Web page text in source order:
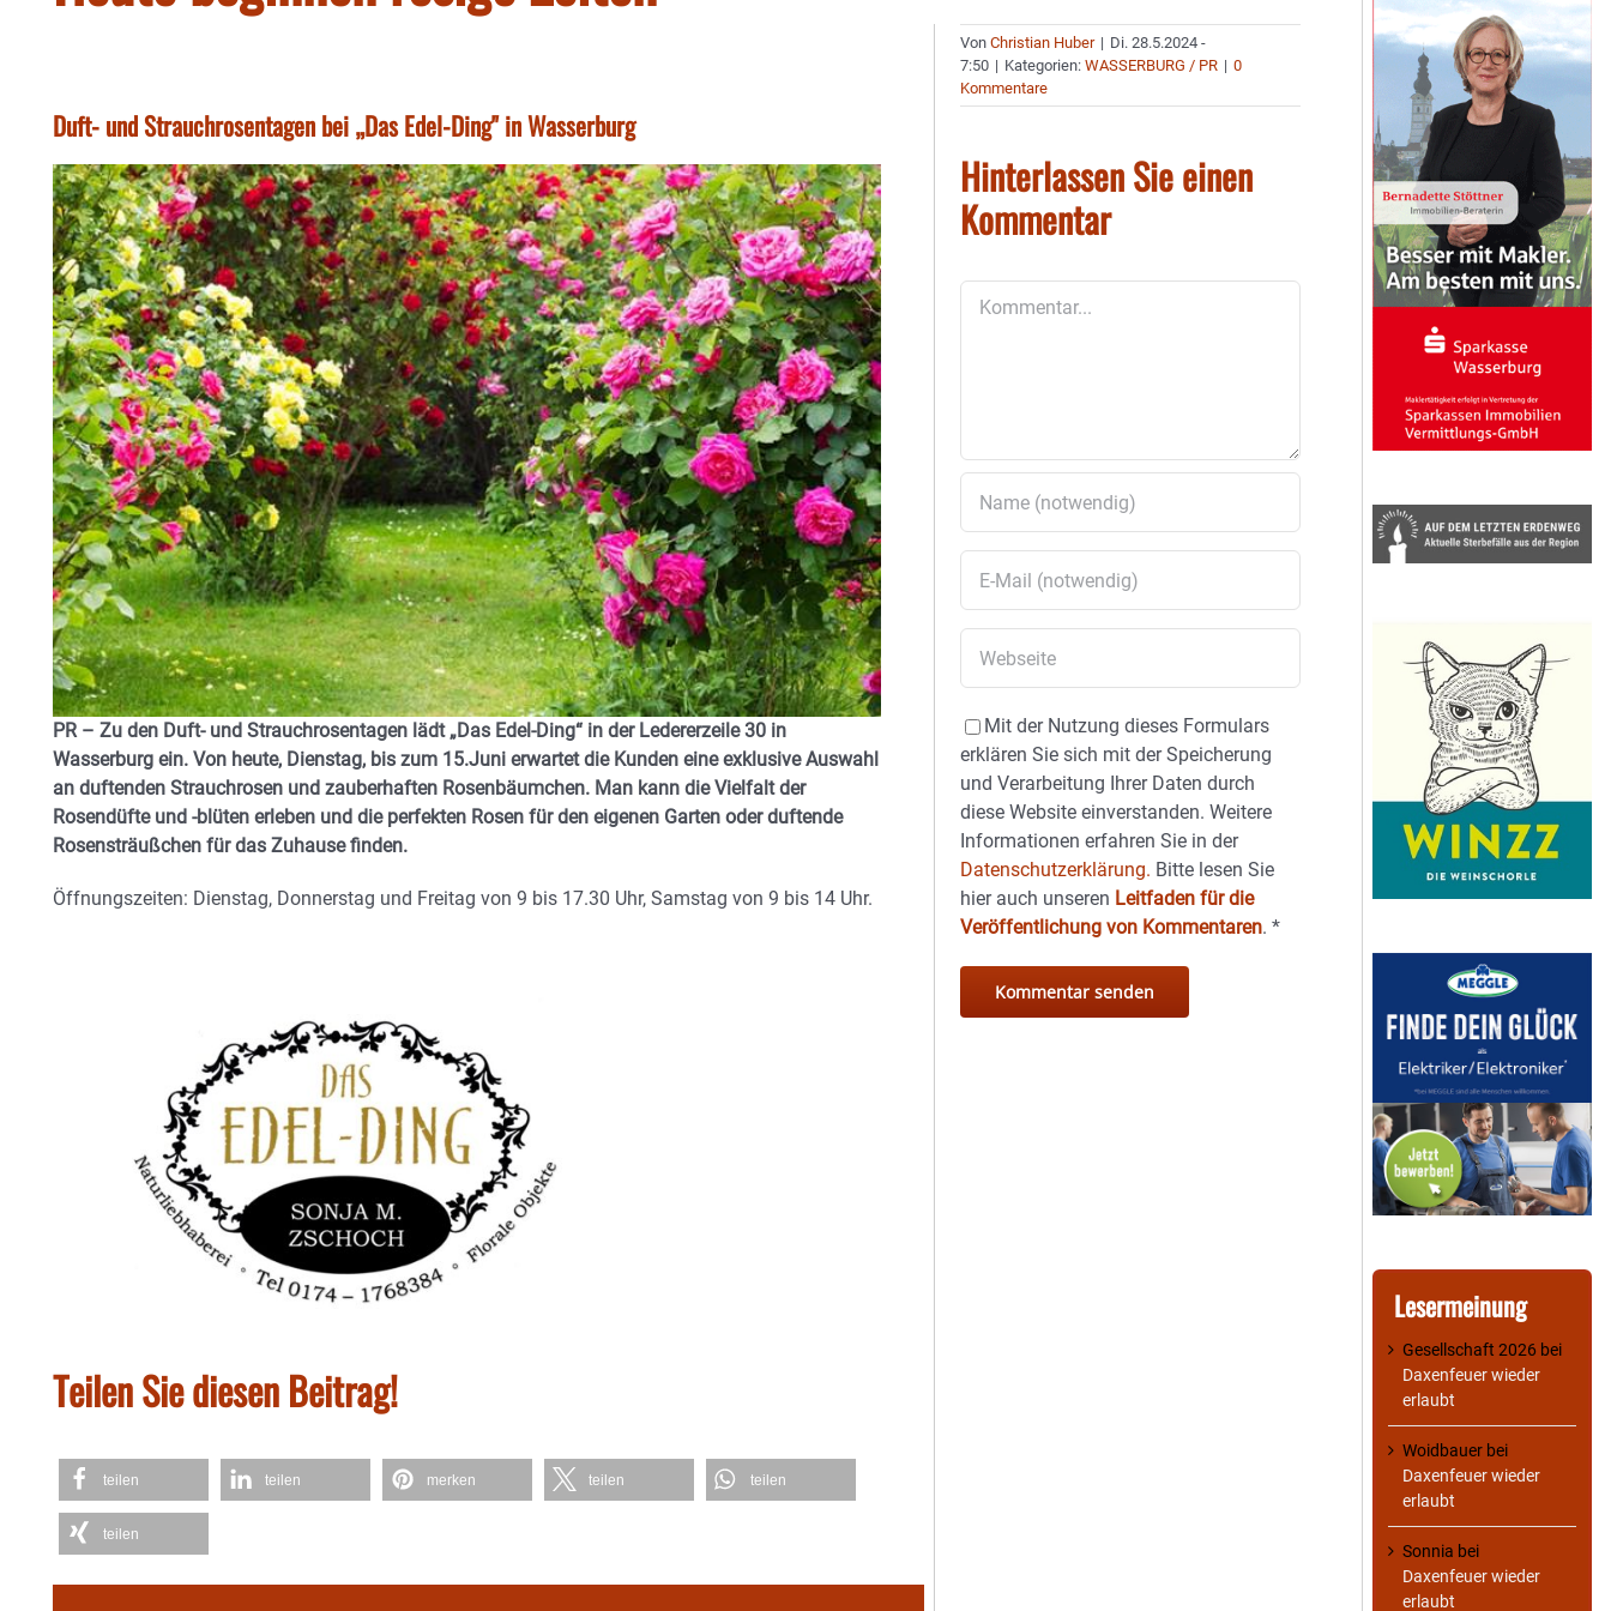
Duft- und Strauchrosentagen bei „Das Edel-Ding" in Wasserburg
PR – Zu den Duft- und Strauchrosentagen lädt „Das Edel-Ding“ in der Ledererzeile 30 in
Wasserburg ein. Von heute, Dienstag, bis zum 15.Juni erwartet die Kunden eine exklusive Auswahl
an duftenden Strauchrosen und zauberhaften Rosenbäumchen. Man kann die Vielfalt der
Rosendüfte und -blüten erleben und die perfekten Rosen für den eigenen Garten oder duftende
Rosensträußchen für das Zuhause finden.
Öffnungszeiten: Dienstag, Donnerstag und Freitag von 9 bis 17.30 Uhr, Samstag von 9 bis 14 Uhr.
Teilen Sie diesen Beitrag!
teilen teilen merken teilen teilen
teilen
VonChristian Huber | Di. 28.5.2024 -
7:50 | Kategorien:WASSERBURG / PR | 0
Kommentare
Hinterlassen Sie einen
Kommentar
Mit der Nutzung dieses Formulars
erklären Sie sich mit der Speicherung
und Verarbeitung Ihrer Daten durch
diese Website einverstanden. Weitere
Informationen erfahren Sie in der
Datenschutzerklärung. Bitte lesen Sie
hier auch unseren Leitfaden für die
Veröffentlichung von Kommentaren.*
Lesermeinung
Gesellschaft 2026 bei
Daxenfeuer wieder
erlaubt
Woidbauer bei
Daxenfeuer wieder
erlaubt
Sonnia bei
Daxenfeuer wieder
erlaubt